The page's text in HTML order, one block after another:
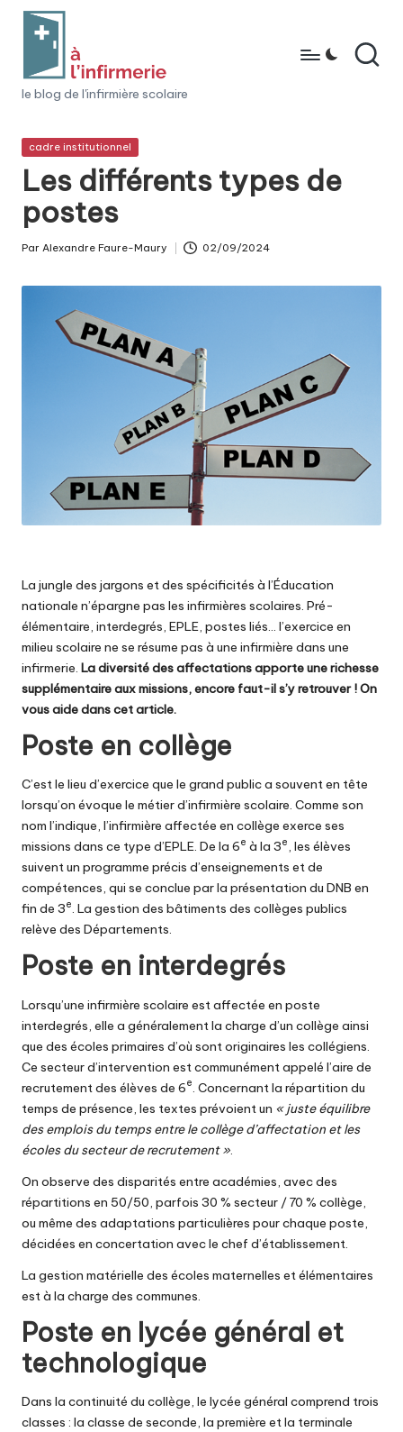
content
à
l'i
n
fi
r
m
e
le blog de l'infirmière scolaire
Posted
cadre institutionnel
Les différents types de
postes
Par Alexandre Faure-Maury 02/09/2024
La jungle des jargons et des spécificités à l’Éducation
nationale n’épargne pas les infirmières scolaires. Pré-
élémentaire, interdegrés, EPLE, postes liés… l’exercice en
milieu scolaire ne se résume pas à une infirmière dans une
infirmerie. La diversité des affectations apporte une richesse
supplémentaire aux missions, encore faut-il s’y retrouver ! On
vous aide dans cet article.
Poste en collège
C’est le lieu d’exercice que le grand public a souvent en tête
lorsqu’on évoque le métier d’infirmière scolaire. Comme son
nom l’indique, l’infirmière affectée en collège exerce ses
missions dans ce type d’EPLE. De la 6e à la 3e, les élèves
suivent un programme précis d’enseignements et de
compétences, qui se conclue par la présentation du DNB en
fin de 3e. La gestion des bâtiments des collèges publics
relève des Départements.
Poste en interdegrés
Lorsqu’une infirmière scolaire est affectée en poste
interdegrés, elle a généralement la charge d’un collège ainsi
que des écoles primaires d’où sont originaires les collégiens.
Ce secteur d’intervention est communément appelé l’aire de
recrutement des élèves de 6e. Concernant la répartition du
temps de présence, les textes prévoientun « juste équilibre
des emplois du temps entre le collège d’affectation et les
écoles du secteur de recrutement ».
On observe des disparités entre académies, avec des
répartitions en 50/50, parfois 30 % secteur / 70 % collège,
ou même des adaptations particulières pour chaque poste,
décidées en concertation avec le chef d’établissement.
La gestion matérielle des écoles maternelles et élémentaires
est à la charge des communes.
Poste en lycée général et
technologique
Dans la continuité du collège, le lycée général comprend trois
classes : la classe de seconde, la première et la terminale